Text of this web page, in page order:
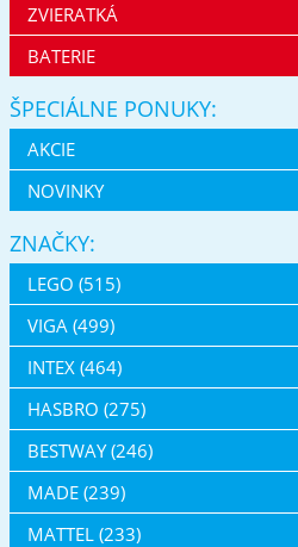
ZVIERATKÁ
BATERIE
ŠPECIÁLNE PONUKY:
AKCIE
NOVINKY
ZNAČKY:
LEGO (515)
VIGA (499)
INTEX (464)
HASBRO (275)
BESTWAY (246)
MADE (239)
MATTEL (233)